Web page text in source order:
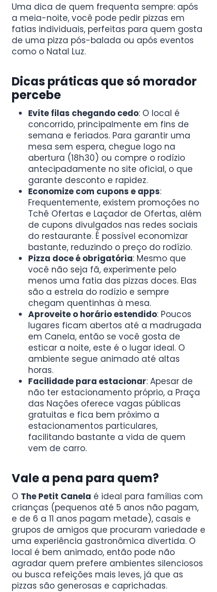
Uma dica de quem frequenta sempre: após
a meia-noite, você pode pedir pizzas em
fatias individuais, perfeitas para quem gosta
de uma pizza pós-balada ou após eventos
como o Natal Luz.
Dicas práticas que só morador
percebe
Evite filas chegando cedo: O local é
concorrido, principalmente em fins de
semana e feriados. Para garantir uma
mesa sem espera, chegue logo na
abertura (18h30) ou compre o rodízio
antecipadamente no site oficial, o que
garante desconto e rapidez.
Economize com cupons e apps:
Frequentemente, existem promoções no
Tchê Ofertas e Laçador de Ofertas, além
de cupons divulgados nas redes sociais
do restaurante. É possível economizar
bastante, reduzindo o preço do rodízio.
Pizza doce é obrigatória: Mesmo que
você não seja fã, experimente pelo
menos uma fatia das pizzas doces. Elas
são a estrela do rodízio e sempre
chegam quentinhas à mesa.
Aproveite o horário estendido: Poucos
lugares ficam abertos até a madrugada
em Canela, então se você gosta de
esticar a noite, este é o lugar ideal. O
ambiente segue animado até altas
horas.
Facilidade para estacionar: Apesar de
não ter estacionamento próprio, a Praça
das Nações oferece vagas públicas
gratuitas e fica bem próximo a
estacionamentos particulares,
facilitando bastante a vida de quem
vem de carro.
Vale a pena para quem?
O The Petit Canela é ideal para famílias com
crianças (pequenos até 5 anos não pagam,
e de 6 a 11 anos pagam metade), casais e
grupos de amigos que procuram variedade e
uma experiência gastronômica divertida. O
local é bem animado, então pode não
agradar quem prefere ambientes silenciosos
ou busca refeições mais leves, já que as
pizzas são generosas e caprichadas.